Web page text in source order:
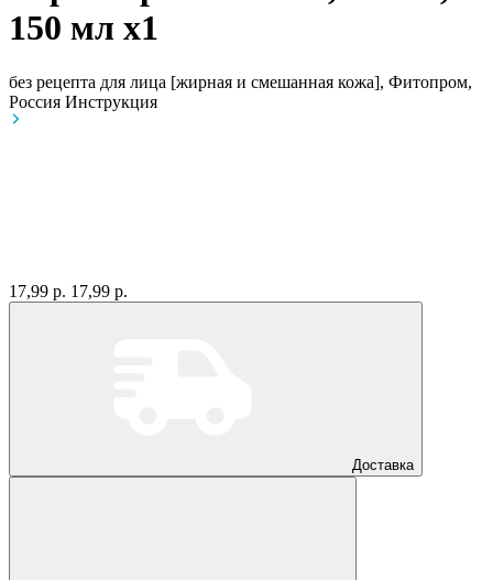
150 мл x1
без рецепта для лица [жирная и смешанная кожа], Фитопром,
Россия Инструкция
17,99 р. 17,99 р.
Доставка